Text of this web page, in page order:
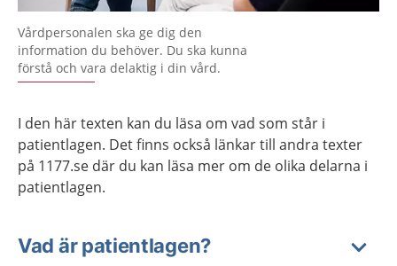
Vårdpersonalen ska ge dig den
information du behöver. Du ska kunna
förstå och vara delaktig i din vård.
I den här texten kan du läsa om vad som står i
patientlagen. Det finns också länkar till andra texter
på 1177.se där du kan läsa mer om de olika delarna i
patientlagen.
Vad är patientlagen?